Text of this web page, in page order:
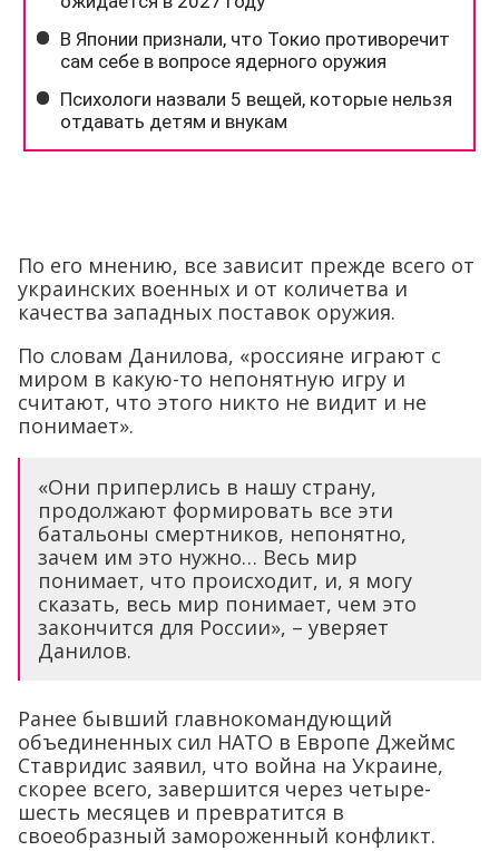
По его мнению, все зависит прежде всего от
украинских военных и от количетва и
качества западных поставок оружия.
По словам Данилова, «россияне играют с
миром в какую-то непонятную игру и
считают, что этого никто не видит и не
понимает».
«Они приперлись в нашу страну,
продолжают формировать все эти
батальоны смертников, непонятно,
зачем им это нужно… Весь мир
понимает, что происходит, и, я могу
сказать, весь мир понимает, чем это
закончится для России», – уверяет
Данилов.
Ранее бывший главнокомандующий
объединенных сил НАТО в Европе Джеймс
Ставридис заявил, что война на Украине,
скорее всего, завершится через четыре-
шесть месяцев и превратится в
своеобразный замороженный конфликт.